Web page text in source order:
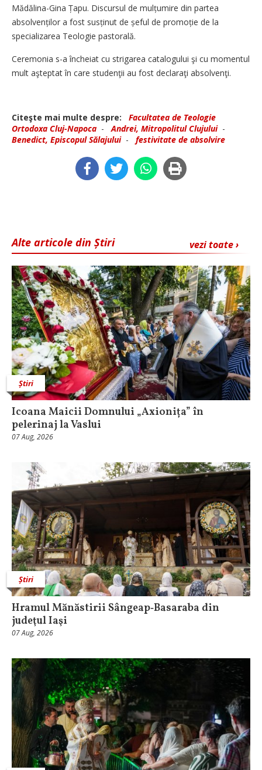
Mădălina-Gina Țapu. Discursul de mulțumire din partea
absolvenților a fost susținut de șeful de promoție de la
specializarea Teologie pastorală.
Ceremonia s-a încheiat cu strigarea catalogului şi cu momentul
mult aşteptat în care studenţii au fost declaraţi absolvenţi.
Citeşte mai multe despre:
Facultatea de Teologie
Ortodoxa Cluj-Napoca -Andrei, Mitropolitul Clujului-
Benedict, Episcopul Sălajului- festivitate de absolvire
vezi toate ›
Alte articole din Știri
Știri
Icoana Maicii Domnului „Axionița” în
pelerinaj la Vaslui
07 Aug, 2026
Știri
Hramul Mănăstirii Sângeap‑Basaraba din
judeţul Iaşi
07 Aug, 2026